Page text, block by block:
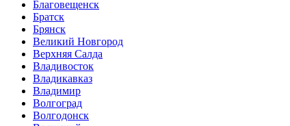
Благовещенск
Братск
Брянск
Великий Новгород
Верхняя Салда
Владивосток
Владикавказ
Владимир
Волгоград
Волгодонск